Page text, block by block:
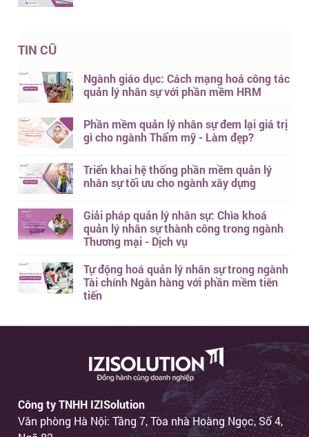
TIN CŨ
Ngành giáo dục: Cách mạng hoá công tác
quản lý nhân sự với phần mềm HRM
Phần mềm quản lý nhân sự đem lại giá trị
gì cho ngành Thẩm mỹ - Làm đẹp?
Triển khai hệ thống phần mềm quản lý
nhân sự tối ưu cho ngành xây dựng
Giải pháp quản lý nhân sự: Chìa khoá
quản lý nhân sự thành công trong ngành
Thương mại - Dịch vụ
Tự động hoá quản lý nhân sự trong ngành
Tài chính Ngân hàng với phần mềm tiên
tiến
Công ty TNHH IZISolution
Văn phòng Hà Nội: Tầng 7, Tòa nhà Hoàng Ngọc, Số 4,